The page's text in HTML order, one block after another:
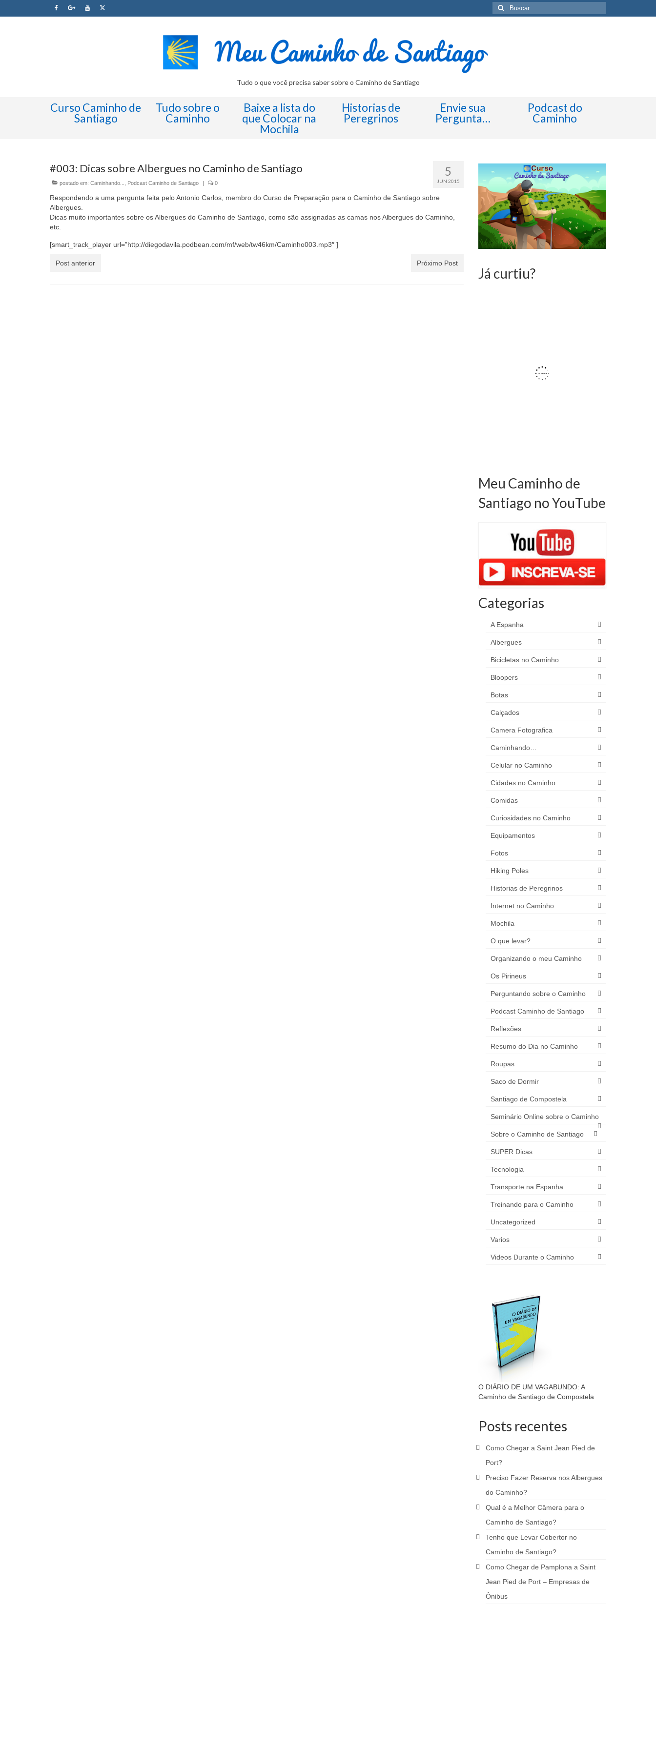
Buscar
por:
Tudo o que você precisa saber sobre o Caminho de Santiago
Curso Caminho de
Santiago
Tudo sobre o
Caminho
Baixe a lista do
que Colocar na
Mochila
Historias de
Peregrinos
Envie sua
Pergunta…
Podcast do
Caminho
5
JUN 2015
#003: Dicas sobre Albergues no Caminho de Santiago
postado em: Caminhando... Podcast Caminho de Santiago | 0
Respondendo a uma pergunta feita pelo Antonio Carlos, membro do Curso de Preparação para o Caminho de Santiago sobre
Albergues.
Dicas muito importantes sobre os Albergues do Caminho de Santiago, como são assignadas as camas nos Albergues do Caminho,
etc.
[smart_track_player url=”http://diegodavila.podbean.com/mf/web/tw46km/Caminho003.mp3″ ]
Post anterior Próximo Post
Já curtiu?
Meu Caminho de
Santiago no YouTube
Categorias
A Espanha
Albergues
Bicicletas no Caminho
Bloopers
Botas
Calçados
Camera Fotografica
Caminhando…
Celular no Caminho
Cidades no Caminho
Comidas
Curiosidades no Caminho
Equipamentos
Fotos
Hiking Poles
Historias de Peregrinos
Internet no Caminho
Mochila
O que levar?
Organizando o meu Caminho
Os Pirineus
Perguntando sobre o Caminho
Podcast Caminho de Santiago
Reflexões
Resumo do Dia no Caminho
Roupas
Saco de Dormir
Santiago de Compostela
Seminário Online sobre o Caminho
Sobre o Caminho de Santiago
SUPER Dicas
Tecnologia
Transporte na Espanha
Treinando para o Caminho
Uncategorized
Varios
Videos Durante o Caminho
O DIÁRIO DE UM VAGABUNDO: A
Caminho de Santiago de Compostela
Posts recentes
Como Chegar a Saint Jean Pied de
Port?
Preciso Fazer Reserva nos Albergues
do Caminho?
Qual é a Melhor Câmera para o
Caminho de Santiago?
Tenho que Levar Cobertor no
Caminho de Santiago?
Como Chegar de Pamplona a Saint
Jean Pied de Port – Empresas de
Ônibus